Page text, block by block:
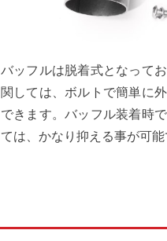
バッフルは脱着式となって
関しては、ボルトで簡単に
できます。バッフル装着時
ては、かなり抑える事が可能